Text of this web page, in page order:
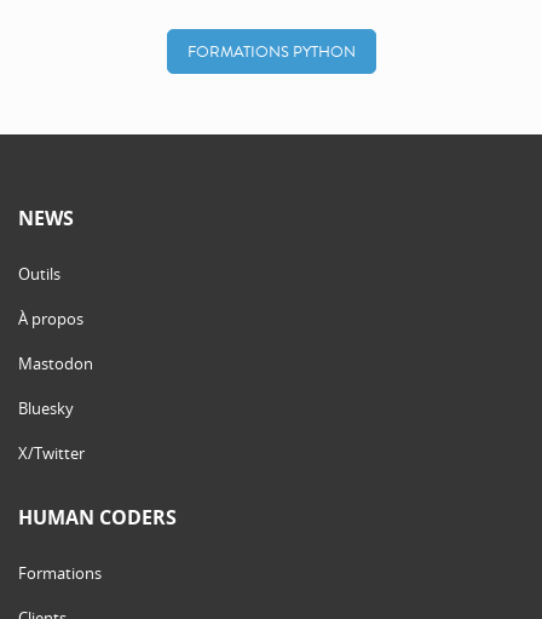
FORMATIONS PYTHON
NEWS
Outils
À propos
Mastodon
Bluesky
X/Twitter
HUMAN CODERS
Formations